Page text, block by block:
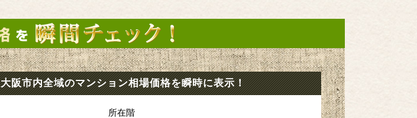
大阪市内全域のマンション相場価格を瞬時に表示！
所在階